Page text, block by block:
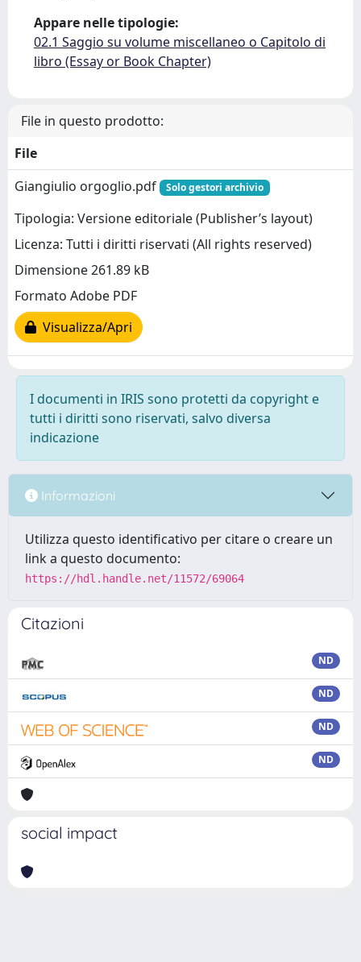
Appare nelle tipologie:
02.1 Saggio su volume miscellaneo o Capitolo di
libro (Essay or Book Chapter)
File in questo prodotto:
File
Giangiulio orgoglio.pdf
Solo gestori archivio
Tipologia: Versione editoriale (Publisher’s layout)
Licenza: Tutti i diritti riservati (All rights reserved)
Dimensione 261.89 kB
Formato Adobe PDF
Visualizza/Apri
I documenti in IRIS sono protetti da copyright e
tutti i diritti sono riservati, salvo diversa
indicazione
Informazioni
Utilizza questo identificativo per citare o creare un
link a questo documento:
https://hdl.handle.net/11572/69064
Citazioni
ND
ND
ND
ND
social impact